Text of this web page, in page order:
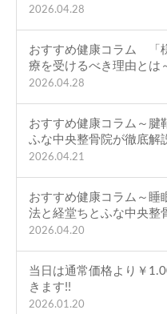
2026.04.28
おすすめ健康コラム 「
療を受けるべき理由とは
2026.04.28
おすすめ健康コラム～腱
ふな中央整骨院が徹底解
2026.04.21
おすすめ健康コラム～睡
法と経堂ちとふな中央整
2026.04.20
当日は通常価格より￥
きます!!
2026.01.20